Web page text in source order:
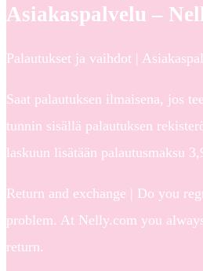
Asiakaspalvelu –
Palautukset ja vaihdot |
Saat palautuksen ilmaisena, jos
tunnin sisällä palautuksen
laskuun lisätään palautusmaksu
Return and exchange | Do you
problem. At Nelly.com you
return.